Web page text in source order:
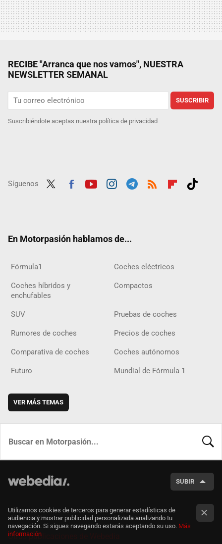
RECIBE "Arranca que nos vamos", NUESTRA
NEWSLETTER SEMANAL
SUSCRIBIR
Suscribiéndote aceptas nuestra política de privacidad
Síguenos
En Motorpasión hablamos de...
Fórmula1 Coches eléctricos
Coches híbridos y
enchufables
Compactos
SUV Pruebas de coches
Rumores de coches Precios de coches
Comparativa de coches Coches autónomos
Futuro Mundial de Fórmula 1
VER MÁS TEMAS
SUBIR
Motorpasión Motorpasión Moto
Otras publicaciones de Webedia
Utilizamos cookies de terceros para generar estadísticas de
audiencia y mostrar publicidad personalizada analizando tu
navegación. Si sigues navegando estarás aceptando su uso. Más
información